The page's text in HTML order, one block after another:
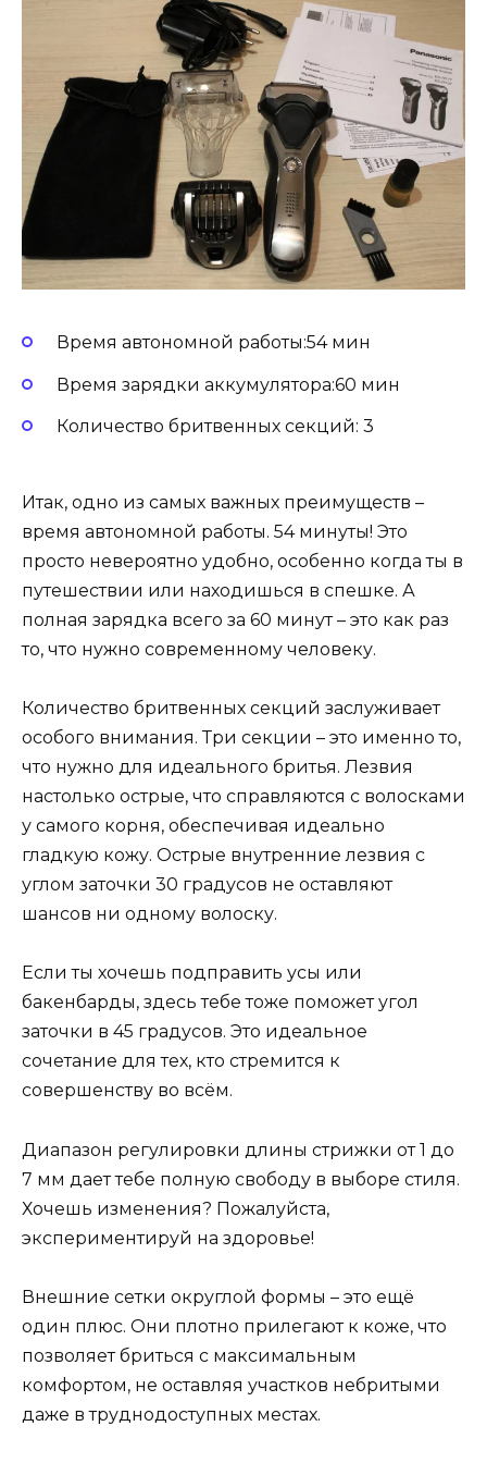
Время автономной работы:54 мин
Время зарядки аккумулятора:60 мин
Количество бритвенных секций: 3
Итак, одно из самых важных преимуществ –
время автономной работы. 54 минуты! Это
просто невероятно удобно, особенно когда ты в
путешествии или находишься в спешке. А
полная зарядка всего за 60 минут – это как раз
то, что нужно современному человеку.
Количество бритвенных секций заслуживает
особого внимания. Три секции – это именно то,
что нужно для идеального бритья. Лезвия
настолько острые, что справляются с волосками
у самого корня, обеспечивая идеально
гладкую кожу. Острые внутренние лезвия с
углом заточки 30 градусов не оставляют
шансов ни одному волоску.
Если ты хочешь подправить усы или
бакенбарды, здесь тебе тоже поможет угол
заточки в 45 градусов. Это идеальное
сочетание для тех, кто стремится к
совершенству во всём.
Диапазон регулировки длины стрижки от 1 до
7 мм дает тебе полную свободу в выборе стиля.
Хочешь изменения? Пожалуйста,
экспериментируй на здоровье!
Внешние сетки округлой формы – это ещё
один плюс. Они плотно прилегают к коже, что
позволяет бриться с максимальным
комфортом, не оставляя участков небритыми
даже в труднодоступных местах.